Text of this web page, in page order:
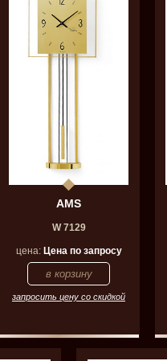
AMS
W 7129
цена: Цена по запросу
запросить цену со скидкой